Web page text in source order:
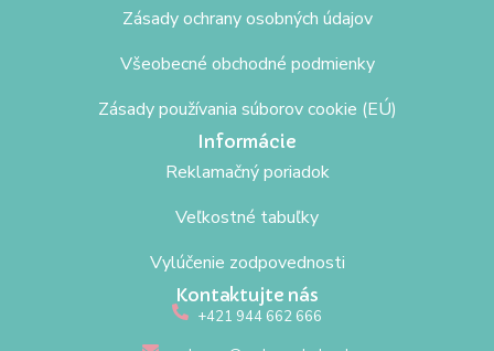
Zásady ochrany osobných údajov
Všeobecné obchodné podmienky
Zásady používania súborov cookie (EÚ)
Informácie
Reklamačný poriadok
Veľkostné tabuľky
Vylúčenie zodpovednosti
Kontaktujte nás
+421 944 662 666